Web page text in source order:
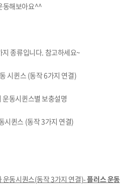
동해보아요^^
종류입니다. 참고하세요~
시퀸스 (동작 6가지 연결)
운동시퀸스별 보충설명
시퀸스 (동작 3가지 연결)
운동시퀀스(동작 3가지 연결)-플러스 운동